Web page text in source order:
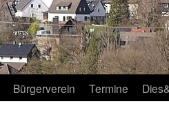
Bürgerverein Termine